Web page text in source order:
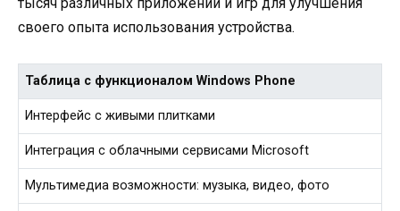
своего опыта использования устройства.
Таблица с функционалом Windows Phone
Интерфейс с живыми плитками
Интеграция с облачными сервисами Microsoft
Мультимедиа возможности: музыка, видео, фото